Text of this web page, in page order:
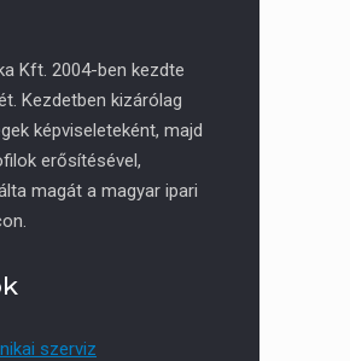
Kft. 2004-ben kezdte
Kezdetben kizárólag
képviseleteként, majd
erősítésével,
magát a magyar ipari
szerviz